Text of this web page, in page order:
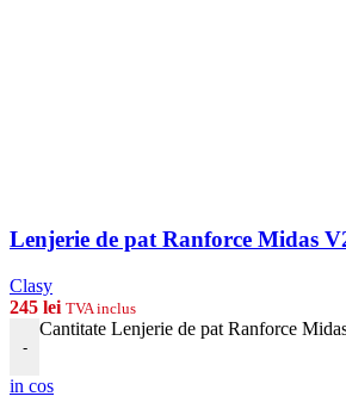
Lenjerie de pat Ranforce Midas
Clasy
245 lei TVA inclus
-
Cantitate Lenjerie de pat Ranforce
in cos